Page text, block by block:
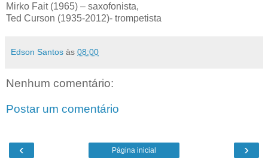
Mirko Fait (1965) – saxofonista,
Ted Curson (1935-2012)- trompetista
Edson Santos às 08:00
Nenhum comentário:
Postar um comentário
‹ ›
Página inicial